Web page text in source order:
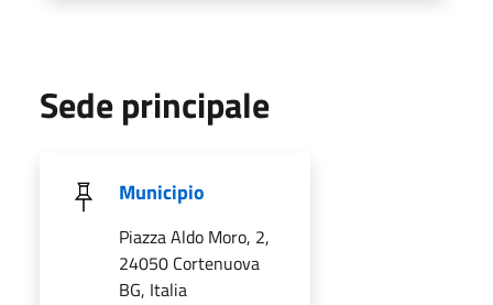
Sede principale
Municipio
Piazza Aldo Moro, 2,
24050 Cortenuova
BG, Italia